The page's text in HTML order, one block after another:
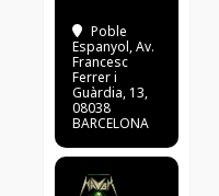
Poble
Espanyol, Av.
Francesc
Ferrer i
Guàrdia, 13,
08038
BARCELONA